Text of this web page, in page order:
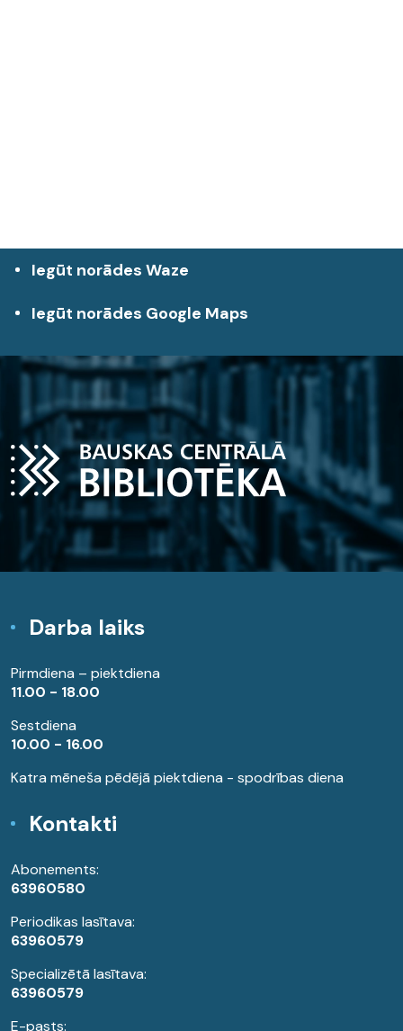
Iegūt norādes Waze
Iegūt norādes Google Maps
Darba laiks
Pirmdiena – piektdiena
11.00 - 18.00
Sestdiena
10.00 - 16.00
Katra mēneša pēdējā piektdiena - spodrības diena
Kontakti
Abonements:
63960580
Periodikas lasītava:
63960579
Specializētā lasītava:
63960579
E-pasts: